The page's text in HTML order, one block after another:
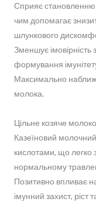
Сприяє становленню
чим допомагає
шлункового
Зменшує імовірність
формування
Максимально
молока.
Цільне козяче
Казеїновий
кислотами, що легко
нормальному
Позитивно впливає
імунний захист, ріст